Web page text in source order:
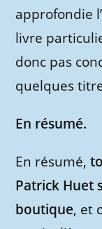
approfondie
livre
donc pas
quelques
En résumé.
En résumé,
Patrick Huet
boutique, et